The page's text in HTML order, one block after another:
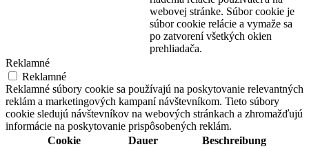
webovej stránke. Súbor cookie je
súbor cookie relácie a vymaže sa
po zatvorení všetkých okien
prehliadača.
Reklamné
Reklamné
Reklamné súbory cookie sa používajú na poskytovanie relevantných
reklám a marketingových kampaní návštevníkom. Tieto súbory
cookie sledujú návštevníkov na webových stránkach a zhromažďujú
informácie na poskytovanie prispôsobených reklám.
Cookie
Dauer Beschreibung